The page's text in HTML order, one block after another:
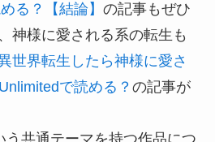
る？【結論】 の記事もぜひ
神様に愛される系の転生も
異世界転生したら神様に愛さ
で読める？ の記事が